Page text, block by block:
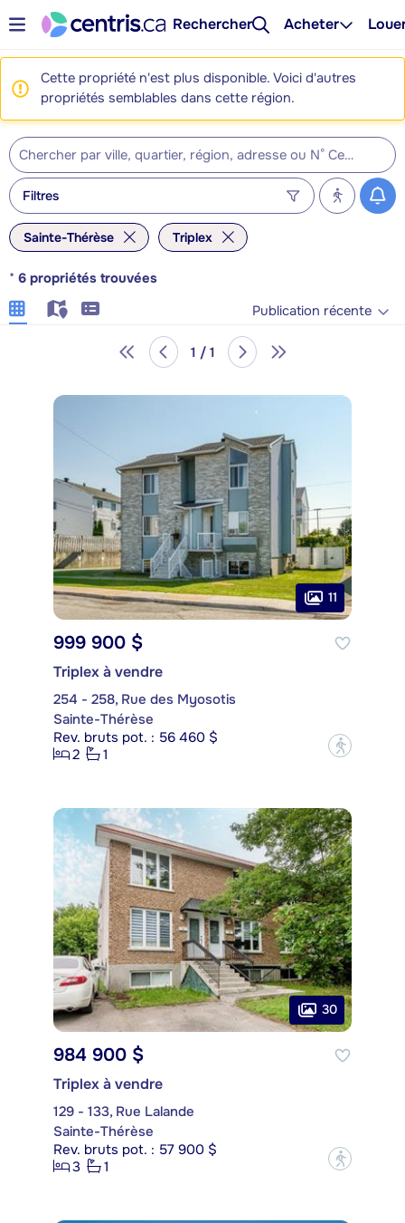
Rechercher Acheter
Cette propriété n'est plus disponible. Voici d'autres
propriétés semblables dans cette région.
Filtres
Sainte-Thérèse Triplex
* 6 propriétés trouvées
Publication récente
1 / 1
11
999 900 $
Triplex à vendre
254 - 258, Rue des Myosotis
Sainte-Thérèse
Rev. bruts pot. : 56 460 $
2
1 ?
30
984 900 $
Triplex à vendre
129 - 133, Rue Lalande
Sainte-Thérèse
Rev. bruts pot. : 57 900 $
3
1 ?